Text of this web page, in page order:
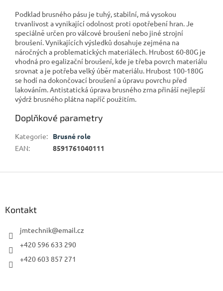
Podklad brusného pásu je tuhý, stabilní, má vysokou
trvanlivost a vynikající odolnost proti opotřebení hran. Je
speciálně určen pro válcové broušení nebo jiné strojní
broušení. Vynikajících výsledků dosahuje zejména na
náročných a problematických materiálech. Hrubost 60-80G je
vhodná pro egalizační broušení, kde je třeba povrch materiálu
srovnat a je potřeba velký úběr materiálu. Hrubost 100-180G
se hodí na dokončovací broušení a úpravu povrchu před
lakováním. Antistatická úprava brusného zrna přináší nejlepší
výdrž brusného plátna napříč použitím.
Doplňkové parametry
Kategorie:
Brusné role
EAN: 8591761040111
Kontakt
jmtechnik@email.cz
+420 596 633 290
+420 603 857 271